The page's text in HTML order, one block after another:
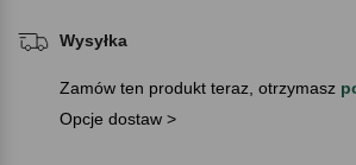
Wysyłka
Zamów ten produkt teraz, otrzymasz
Opcje dostaw >